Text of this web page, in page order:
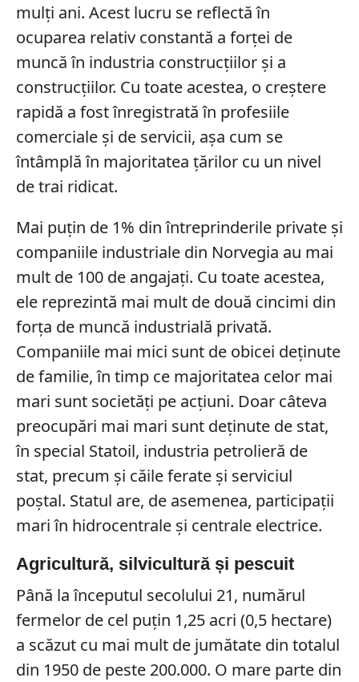
mulți ani. Acest lucru se reflectă în
ocuparea relativ constantă a forței de
muncă în industria construcțiilor și a
construcțiilor. Cu toate acestea, o creștere
rapidă a fost înregistrată în profesiile
comerciale și de servicii, așa cum se
întâmplă în majoritatea țărilor cu un nivel
de trai ridicat.
Mai puțin de 1% din întreprinderile private și
companiile industriale din Norvegia au mai
mult de 100 de angajați. Cu toate acestea,
ele reprezintă mai mult de două cincimi din
forța de muncă industrială privată.
Companiile mai mici sunt de obicei deținute
de familie, în timp ce majoritatea celor mai
mari sunt societăți pe acțiuni. Doar câteva
preocupări mai mari sunt deținute de stat,
în special Statoil, industria petrolieră de
stat, precum și căile ferate și serviciul
poștal. Statul are, de asemenea, participații
mari în hidrocentrale și centrale electrice.
Agricultură, silvicultură și pescuit
Până la începutul secolului 21, numărul
fermelor de cel puțin 1,25 acri (0,5 hectare)
a scăzut cu mai mult de jumătate din totalul
din 1950 de peste 200.000. O mare parte din